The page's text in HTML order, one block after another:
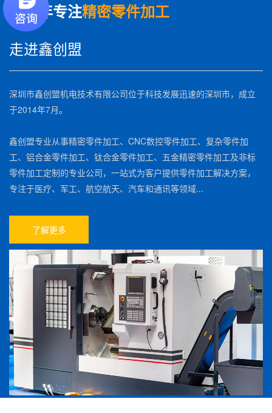
数十年专注精密零件加工
走进鑫创盟
深圳市鑫创盟机电技术有限公司位于科技发展迅速的深圳市，成立
于2014年7月。
鑫创盟专业从事精密零件加工、CNC数控零件加工、复杂零件加
工、铝合金零件加工、钛合金零件加工、五金精密零件加工及非标
零件加工定制的专业公司，一站式为客户提供零件加工解决方案，
专注于医疗、军工、航空航天、汽车和通讯等领域...
了解更多